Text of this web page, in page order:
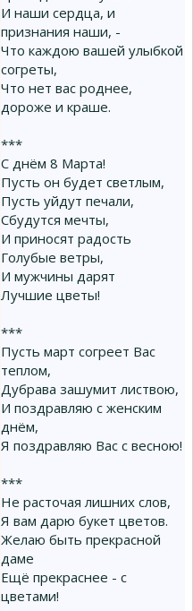
И наши сердца, и
признания наши, -
Что каждою вашей улыбкой
согреты,
Что нет вас роднее,
дороже и краше.
***
С днём 8 Марта!
Пусть он будет светлым,
Пусть уйдут печали,
Сбудутся мечты,
И приносят радость
Голубые ветры,
И мужчины дарят
Лучшие цветы!
***
Пусть март согреет Вас
теплом,
Дубрава зашумит листвою,
И поздравляю с женским
днём,
Я поздравляю Вас с весною!
***
Не расточая лишних слов,
Я вам дарю букет цветов.
Желаю быть прекрасной
даме
Ещё прекраснее - с
цветами!